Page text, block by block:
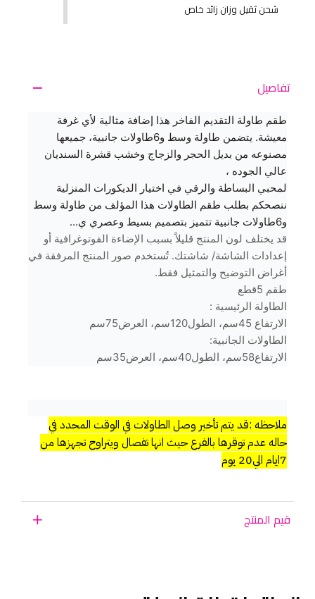
شحن ثقيل وزان زائد خاص
تفاصيل
طقم طاولة التقديم الفاخر هذا إضافة مثالية لأي غرفة
معيشة. يتضمن طاولة وسط و6طاولات جانبية، جميعها
مصنوعه من بديل الحجر والزجاج وخشب قشرة السنديان
عالي الجوده ،
لمحبي البساطة والرقي في اختيار الديكورات المنزلية
ننصحكم بطلب طقم الطاولات هذا المؤلف من طاولة وسط
و6طاولات جانبية تتميز بتصميم بسيط وعصري ي...
قد يختلف لون المنتج قليلاً بسبب الإضاءة الفوتوغرافية أو
إعدادات الشاشة/ شاشتك. تُستخدم صور المنتج المرفقة في
أغراض التوضيح والتمثيل فقط.
طقم 5قطع
الطاولة الرئيسية :
الارتفاع 45سم، الطول120سم، العرض75سم
الطاولات الجانبية:
الارتفاع58سم، الطول40سم، العرض35سم
ملاحظه :قد يتم تأخير وصل الطاولات في الوقت المحدد في
حاله عدم توقرها بالفرع حيث انها تفصال ويتراوح تجهزها من
7ايام الي20 يوم
قيم المنتج